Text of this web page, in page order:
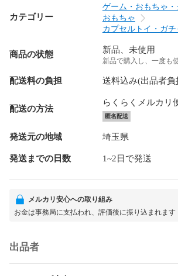
カテゴリー
ゲーム・おもちゃ・
おもちゃ
カプセルトイ・ガチ
商品の状態 新品、未使用
新品で購入し、一度も
配送料の負担 送料込み(出品者負
配送の方法
らくらくメルカリ
匿名配送
発送元の地域 埼玉県
発送までの日数 1~2日で発送
メルカリ安心への取り組み
お金は事務局に支払われ、評価後に振り込まれます
出品者